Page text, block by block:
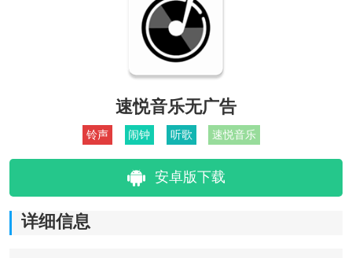
拍摄美化 时尚购物
速悦音乐无广告
铃声 闹钟 听歌 速悦音乐
安卓版下载
详细信息